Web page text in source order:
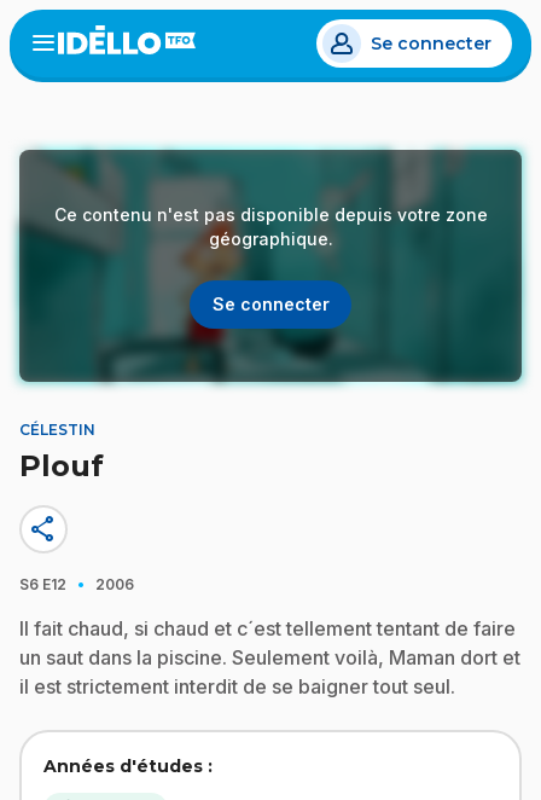
Aller
au
contenu
Open
menu
Se connecter
Ce contenu n'est pas disponible depuis votre zone
géographique.
Se connecter
CÉLESTIN
Plouf
share
S6 E12 · 2006
Il fait chaud, si chaud et c´est tellement tentant de faire
un saut dans la piscine. Seulement voilà, Maman dort et
il est strictement interdit de se baigner tout seul.
Années d'études :